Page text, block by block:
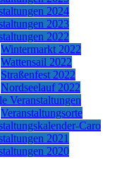
2024
2023
2022
Wintermarkt 2022
Wattensail 2022
Straßenfest 2022
Nordseelauf 2022
Veranstaltungen
Veranstaltungsorte
Caro
2021
2020